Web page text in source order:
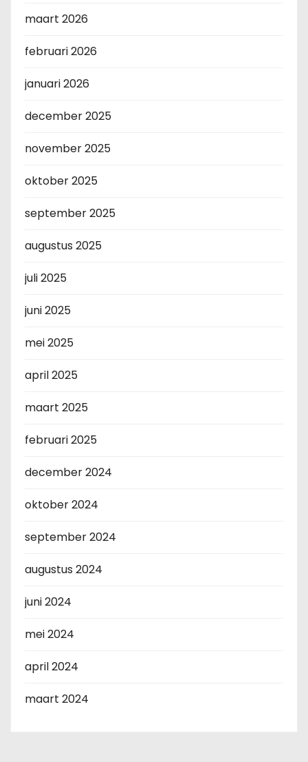
maart 2026
februari 2026
januari 2026
december 2025
november 2025
oktober 2025
september 2025
augustus 2025
juli 2025
juni 2025
mei 2025
april 2025
maart 2025
februari 2025
december 2024
oktober 2024
september 2024
augustus 2024
juni 2024
mei 2024
april 2024
maart 2024